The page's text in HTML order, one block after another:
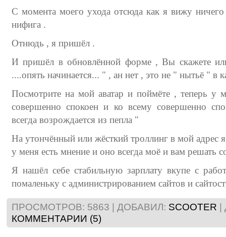
С момента моего ухода отсюда как я вижу
нифига .
Отнюдь , я пришёл .
И пришёл в обновлённой форме , Вы скажете
....опять начинается... " , ан нет , это не " нытьё " в
Посмотрите на мой аватар и поймёте , теперь у
совершенно спокоен и ко всему совершенно
всегда возрождается из пепла "
На утончённый или жёсткий троллинг в мой адрес
у меня есть мнение и оно всегда моё и вам решать
Я нашёл себе стабильную зарплату вкупе с
помаленьку с администрированием сайтов и
ПРОСМОТРОВ: 5863 | ДОБАВИЛ: SCOOTER |
КОММЕНТАРИИ (5)